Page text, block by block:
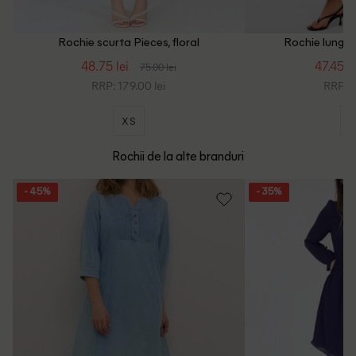
Rochie scurta Pieces, floral
48.75 lei 75.00 lei
RRP: 179.00 lei
XS
Rochie lunga
47.45
RRP:
Rochii de la alte branduri
- 45% - 35%